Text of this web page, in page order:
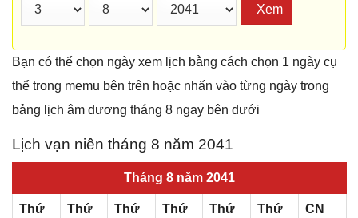
Xem
Bạn có thể chọn ngày xem lịch bằng cách chọn 1 ngày cụ
thể trong memu bên trên hoặc nhấn vào từng ngày trong
bảng lịch âm dương tháng 8 ngay bên dưới
Lịch vạn niên tháng 8 năm 2041
Tháng 8 năm 2041
Thứ
Thứ
Thứ
Thứ
Thứ
Thứ
CN